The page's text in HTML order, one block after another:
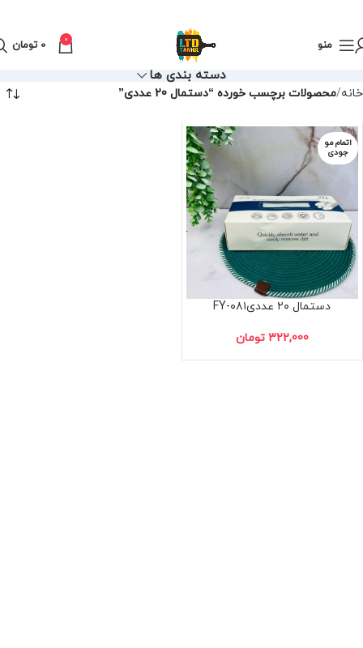
منو 0
0 تومان
دسته بندی ها
خانه محصولات برچسب خورده “دستمال 20 عددی”
اتمام مو
جودی
دستمال ۲۰ عددیFY-۰۸۱
322,000 تومان